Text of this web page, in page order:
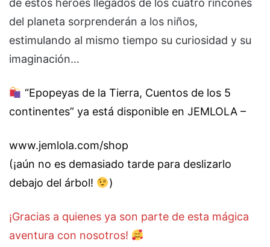
de estos héroes llegados de los cuatro rincones
del planeta sorprenderán a los niños,
estimulando al mismo tiempo su curiosidad y su
imaginación…
“Epopeyas de la Tierra, Cuentos de los 5
continentes” ya está disponible en JEMLOLA –
www.jemlola.com/shop
(¡aún no es demasiado tarde para deslizarlo
debajo del árbol!
)
¡Gracias a quienes ya son parte de esta mágica
aventura con nosotros!